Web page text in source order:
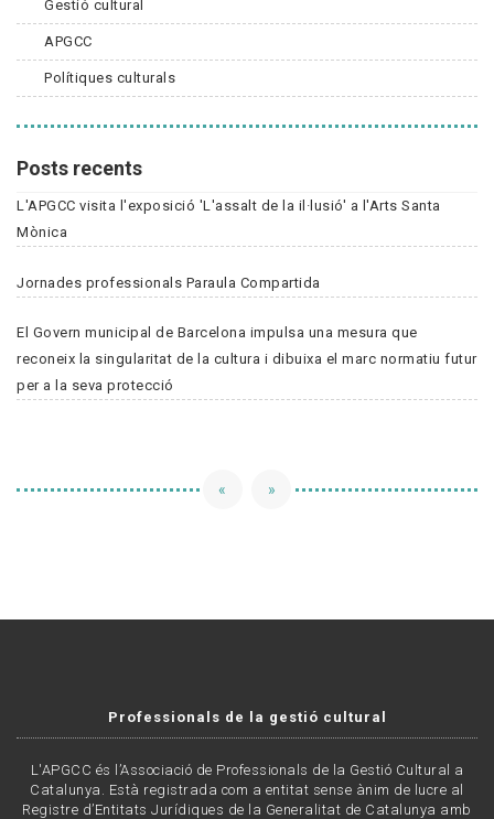
Gestió cultural
APGCC
Polítiques culturals
Posts recents
L'APGCC visita l'exposició 'L'assalt de la il·lusió' a l'Arts Santa
Mònica
Jornades professionals Paraula Compartida
El Govern municipal de Barcelona impulsa una mesura que
reconeix la singularitat de la cultura i dibuixa el marc normatiu futur
per a la seva protecció
« »
Professionals de la gestió cultural
L'APGCC és l’Associació de Professionals de la Gestió Cultural a
Catalunya. Està registrada com a entitat sense ànim de lucre al
Registre d’Entitats Jurídiques de la Generalitat de Catalunya amb